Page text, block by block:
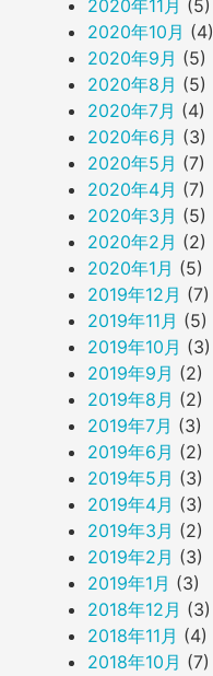
2020年11月 (5)
2020年10月 (4)
2020年9月 (5)
2020年8月 (5)
2020年7月 (4)
2020年6月 (3)
2020年5月 (7)
2020年4月 (7)
2020年3月 (5)
2020年2月 (2)
2020年1月 (5)
2019年12月 (7)
2019年11月 (5)
2019年10月 (3)
2019年9月 (2)
2019年8月 (2)
2019年7月 (3)
2019年6月 (2)
2019年5月 (3)
2019年4月 (3)
2019年3月 (2)
2019年2月 (3)
2019年1月 (3)
2018年12月 (3)
2018年11月 (4)
2018年10月 (7)